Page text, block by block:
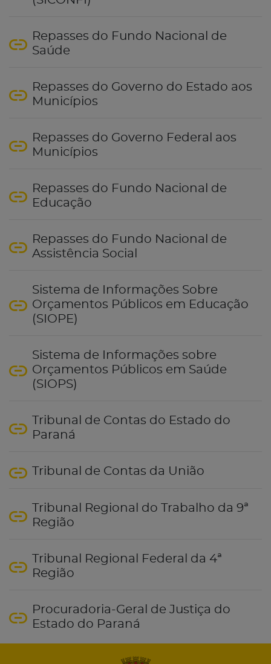
Repasses do Fundo Nacional de
Saúde
Repasses do Governo do Estado aos
Municípios
Repasses do Governo Federal aos
Municípios
Repasses do Fundo Nacional de
Educação
Repasses do Fundo Nacional de
Assistência Social
Sistema de Informações Sobre
Orçamentos Públicos em Educação
(SIOPE)
Sistema de Informações sobre
Orçamentos Públicos em Saúde
(SIOPS)
Tribunal de Contas do Estado do
Paraná
Tribunal de Contas da União
Tribunal Regional do Trabalho da 9ª
Região
Tribunal Regional Federal da 4ª
Região
Procuradoria-Geral de Justiça do
Estado do Paraná